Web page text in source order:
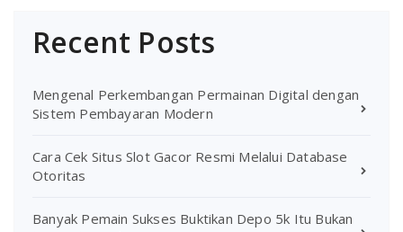
Recent Posts
Mengenal Perkembangan Permainan Digital dengan
Sistem Pembayaran Modern
Cara Cek Situs Slot Gacor Resmi Melalui Database
Otoritas
Banyak Pemain Sukses Buktikan Depo 5k Itu Bukan